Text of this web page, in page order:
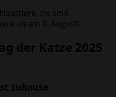
sie sind
sie am 8. August!
der Katze 2025
zuhause